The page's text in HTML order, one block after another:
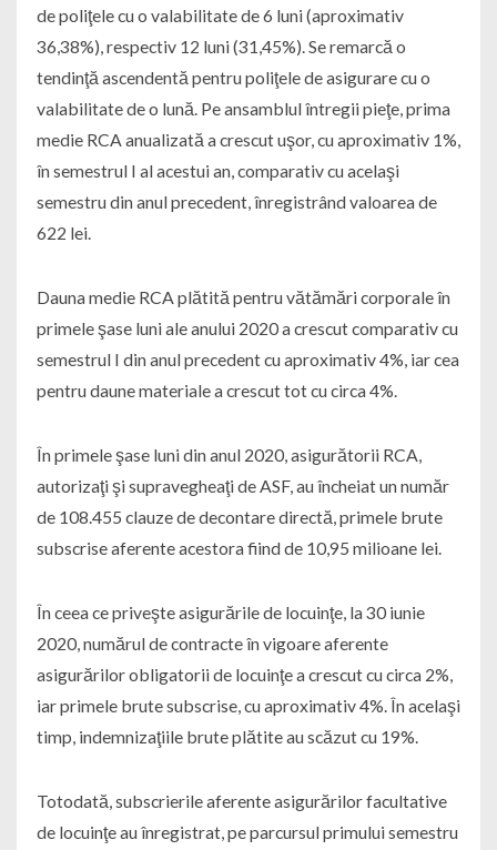
de poliţele cu o valabilitate de 6 luni (aproximativ
36,38%), respectiv 12 luni (31,45%). Se remarcă o
tendinţă ascendentă pentru poliţele de asigurare cu o
valabilitate de o lună. Pe ansamblul întregii pieţe, prima
medie RCA anualizată a crescut uşor, cu aproximativ 1%,
în semestrul I al acestui an, comparativ cu acelaşi
semestru din anul precedent, înregistrând valoarea de
622 lei.
Dauna medie RCA plătită pentru vătămări corporale în
primele şase luni ale anului 2020 a crescut comparativ cu
semestrul I din anul precedent cu aproximativ 4%, iar cea
pentru daune materiale a crescut tot cu circa 4%.
În primele şase luni din anul 2020, asigurătorii RCA,
autorizaţi şi supravegheaţi de ASF, au încheiat un număr
de 108.455 clauze de decontare directă, primele brute
subscrise aferente acestora fiind de 10,95 milioane lei.
În ceea ce priveşte asigurările de locuinţe, la 30 iunie
2020, numărul de contracte în vigoare aferente
asigurărilor obligatorii de locuinţe a crescut cu circa 2%,
iar primele brute subscrise, cu aproximativ 4%. În acelaşi
timp, indemnizaţiile brute plătite au scăzut cu 19%.
Totodată, subscrierile aferente asigurărilor facultative
de locuinţe au înregistrat, pe parcursul primului semestru